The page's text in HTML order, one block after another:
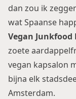
dan zou ik
wat Spaanse
Vegan Junkfood
zoete
vegan kapsalon
bijna elk
Amsterdam.